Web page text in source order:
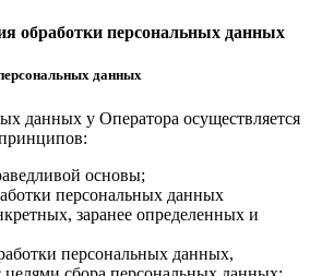
обработки персональных данных
данных
данных у Оператора осуществляется
основы;
персональных данных
заранее определенных и
персональных данных,